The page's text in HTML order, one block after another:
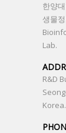
한양
생물
Lab.
R&D
Korea.